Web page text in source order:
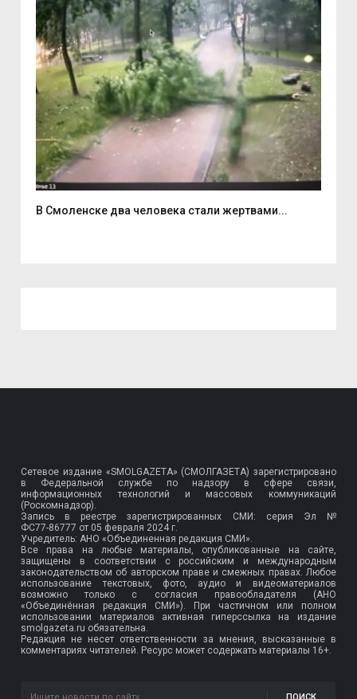
В Смоленске два человека стали жертвами...
Сетевое издание «SMOLGAZETA» (СМОЛГАЗЕТА) зарегистрировано
в Федеральной службе по надзору в сфере связи,
информационных технологий и массовых коммуникаций
(Роскомнадзор).
Запись в реестре зарегистрированных СМИ: серия Эл №
ФС77-86777 от 05 февраля 2024 г.
Учредитель: АНО «Объединенная редакция СМИ».
Все права на любые материалы, опубликованные на сайте,
защищены в соответствии с российским и международным
законодательством об авторском праве и смежных правах. Любое
использование текстовых, фото, аудио и видеоматериалов
возможно только с согласия правообладателя (АНО
«Объединённая редакция СМИ»). При частичном или полном
использовании материалов активная гиперссылка на издание
smolgazeta.ru обязательна.
Редакция не несет ответственности за мнения, высказанные в
комментариях читателей. Ресурс может содержать материалы 16+.
ПОИСК